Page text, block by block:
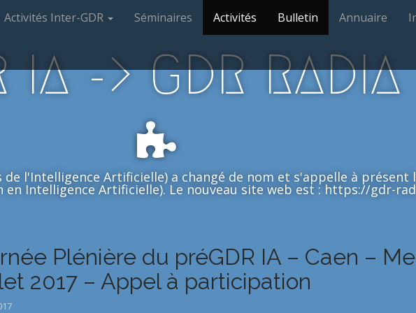
Activités Inter-GDR Séminaires Activités Bulletin Annuaire
IA -> GDR RADIA
l'Intelligence Artificielle) a changé de nom et s'appelle à présent
en Intelligence Artificielle). Le nouveau site web est : https://gdr-
Plénière du préGDR IA – Caen –
2017 – Appel à participation